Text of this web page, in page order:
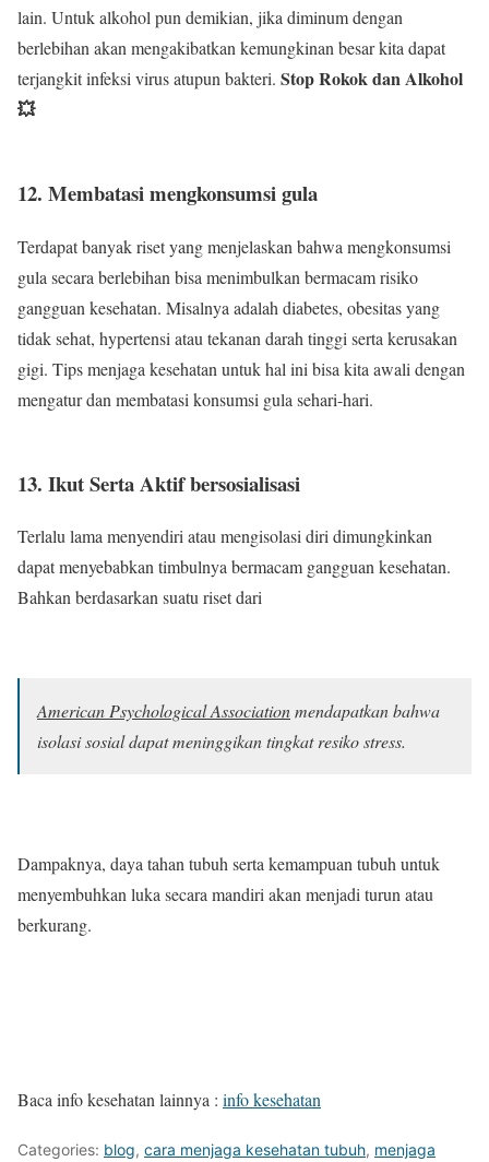
lain. Untuk alkohol pun demikian, jika diminum dengan
berlebihan akan mengakibatkan kemungkinan besar kita dapat
terjangkit infeksi virus atupun bakteri. Stop Rokok dan Alkohol
💥
12. Membatasi mengkonsumsi gula
Terdapat banyak riset yang menjelaskan bahwa mengkonsumsi
gula secara berlebihan bisa menimbulkan bermacam risiko
gangguan kesehatan. Misalnya adalah diabetes, obesitas yang
tidak sehat, hypertensi atau tekanan darah tinggi serta kerusakan
gigi. Tips menjaga kesehatan untuk hal ini bisa kita awali dengan
mengatur dan membatasi konsumsi gula sehari-hari.
13. Ikut Serta Aktif bersosialisasi
Terlalu lama menyendiri atau mengisolasi diri dimungkinkan
dapat menyebabkan timbulnya bermacam gangguan kesehatan.
Bahkan berdasarkan suatu riset dari
American Psychological Associationmendapatkan bahwa
isolasi sosial dapat meninggikan tingkat resiko stress.
Dampaknya, daya tahan tubuh serta kemampuan tubuh untuk
menyembuhkan luka secara mandiri akan menjadi turun atau
berkurang.
Baca info kesehatan lainnya : info kesehatan
Categories: blog, cara menjaga kesehatan tubuh, menjaga